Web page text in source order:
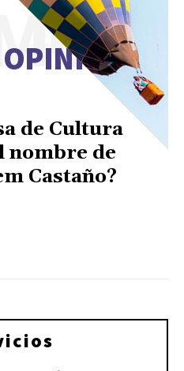
de Cultura
nombre de
Castaño?